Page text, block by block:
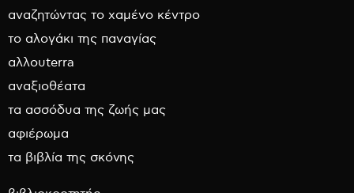
αναζητώντας το χαμένο κέντρο
το αλογάκι της παναγίας
αλλουterra
αναξιοθέατα
τα ασσόδυα της ζωής μας
αφιέρωμα
τα βιβλία της σκόνης